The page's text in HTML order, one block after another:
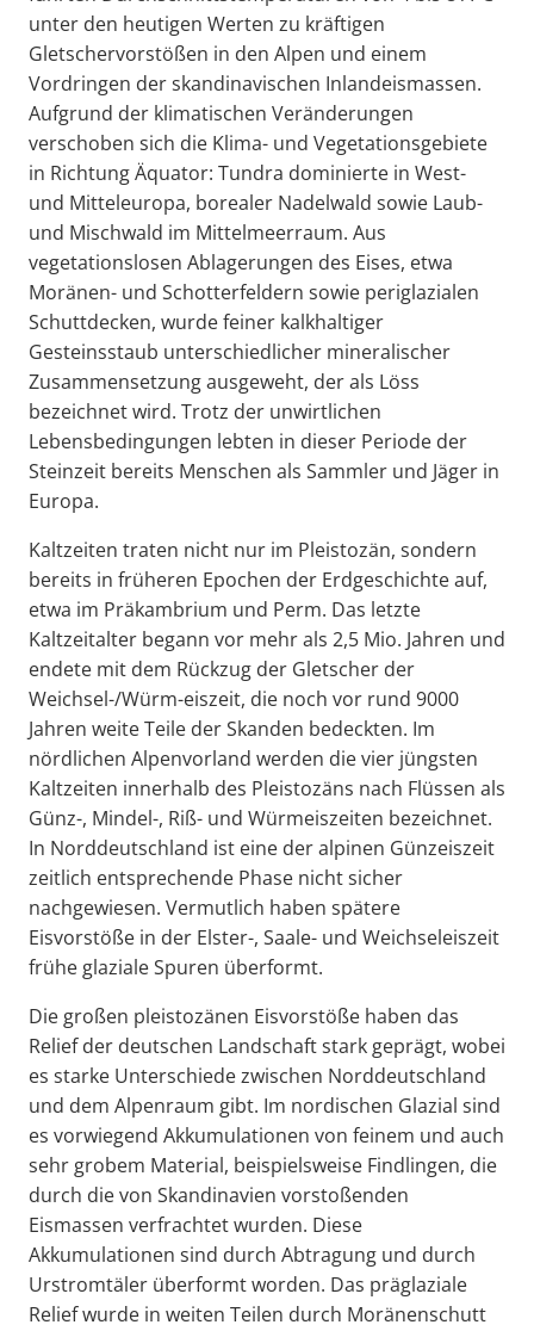
unter den heutigen Werten zu kräftigen
Gletschervorstößen in den Alpen und einem
Vordringen der skandinavischen Inlandeismassen.
Aufgrund der klimatischen Veränderungen
verschoben sich die Klima- und Vegetationsgebiete
in Richtung Äquator: Tundra dominierte in West-
und Mitteleuropa, borealer Nadelwald sowie Laub-
und Mischwald im Mittelmeerraum. Aus
vegetationslosen Ablagerungen des Eises, etwa
Moränen- und Schotterfeldern sowie periglazialen
Schuttdecken, wurde feiner kalkhaltiger
Gesteinsstaub unterschiedlicher mineralischer
Zusammensetzung ausgeweht, der als Löss
bezeichnet wird. Trotz der unwirtlichen
Lebensbedingungen lebten in dieser Periode der
Steinzeit bereits Menschen als Sammler und Jäger in
Europa.
Kaltzeiten traten nicht nur im Pleistozän, sondern
bereits in früheren Epochen der Erdgeschichte auf,
etwa im Präkambrium und Perm. Das letzte
Kaltzeitalter begann vor mehr als 2,5 Mio. Jahren und
endete mit dem Rückzug der Gletscher der
Weichsel-/Würm-eiszeit, die noch vor rund 9000
Jahren weite Teile der Skanden bedeckten. Im
nördlichen Alpenvorland werden die vier jüngsten
Kaltzeiten innerhalb des Pleistozäns nach Flüssen als
Günz-, Mindel-, Riß- und Würmeiszeiten bezeichnet.
In Norddeutschland ist eine der alpinen Günzeiszeit
zeitlich entsprechende Phase nicht sicher
nachgewiesen. Vermutlich haben spätere
Eisvorstöße in der Elster-, Saale- und Weichseleiszeit
frühe glaziale Spuren überformt.
Die großen pleistozänen Eisvorstöße haben das
Relief der deutschen Landschaft stark geprägt, wobei
es starke Unterschiede zwischen Norddeutschland
und dem Alpenraum gibt. Im nordischen Glazial sind
es vorwiegend Akkumulationen von feinem und auch
sehr grobem Material, beispielsweise Findlingen, die
durch die von Skandinavien vorstoßenden
Eismassen verfrachtet wurden. Diese
Akkumulationen sind durch Abtragung und durch
Urstromtäler überformt worden. Das präglaziale
Relief wurde in weiten Teilen durch Moränenschutt